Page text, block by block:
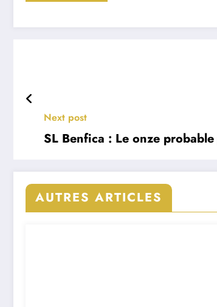
Next post
SL Benfica : Le onze
AUTRES ARTICLES